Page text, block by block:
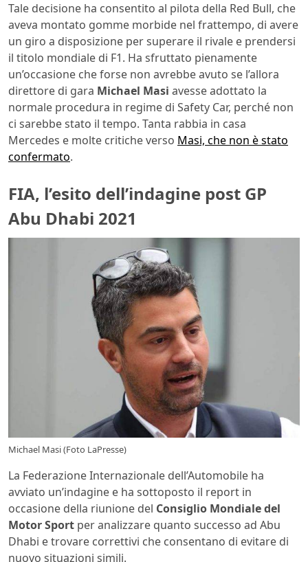
Tale decisione ha consentito al pilota della Red Bull, che
aveva montato gomme morbide nel frattempo, di avere
un giro a disposizione per superare il rivale e prendersi
il titolo mondiale di F1. Ha sfruttato pienamente
un’occasione che forse non avrebbe avuto se l’allora
direttore di gara Michael Masi avesse adottato la
normale procedura in regime di Safety Car, perché non
ci sarebbe stato il tempo. Tanta rabbia in casa
Mercedes e molte critiche verso Masi, che non è stato
confermato.
FIA, l’esito dell’indagine post GP
Abu Dhabi 2021
Michael Masi (Foto LaPresse)
La Federazione Internazionale dell’Automobile ha
avviato un’indagine e ha sottoposto il report in
occasione della riunione del Consiglio Mondiale del
Motor Sport per analizzare quanto successo ad Abu
Dhabi e trovare correttivi che consentano di evitare di
nuovo situazioni simili.